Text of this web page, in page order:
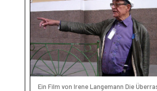
Ein Film von Irene Langemann Die